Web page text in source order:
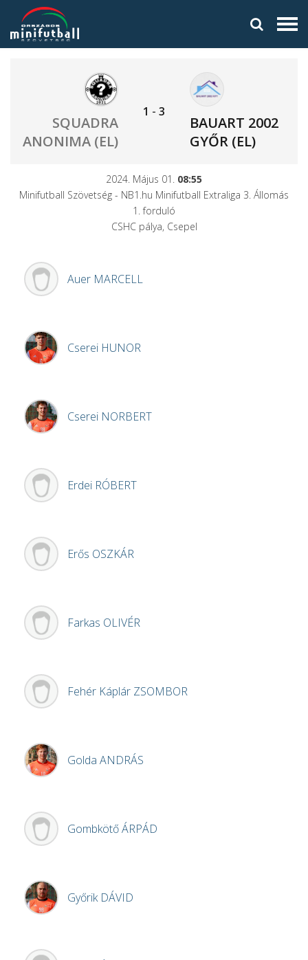
SQUADRA
ANONIMA (EL)
1 - 3
BAUART 2002
GYŐR (EL)
2024. Május 01. 08:55
Minifutball Szövetség - NB1.hu Minifutball Extraliga 3. Állomás
1. forduló
CSHC pálya, Csepel
Auer MARCELL
Cserei HUNOR
Cserei NORBERT
Erdei RÓBERT
Erős OSZKÁR
Farkas OLIVÉR
Fehér Káplár ZSOMBOR
Golda ANDRÁS
GombkötőÁRPÁD
Győrik DÁVID